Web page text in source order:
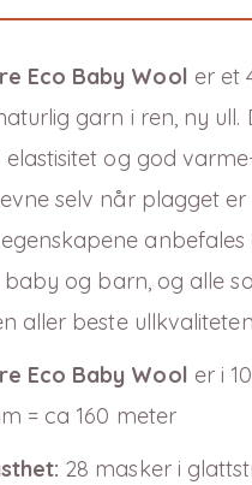
Eco Baby Wool er et
garn i ren, ny ull.
elastisitet og god
selv når plagget er
baby og barn, og alle
aller beste
Eco Baby Wool er i
= ca 160 meter
28 masker i